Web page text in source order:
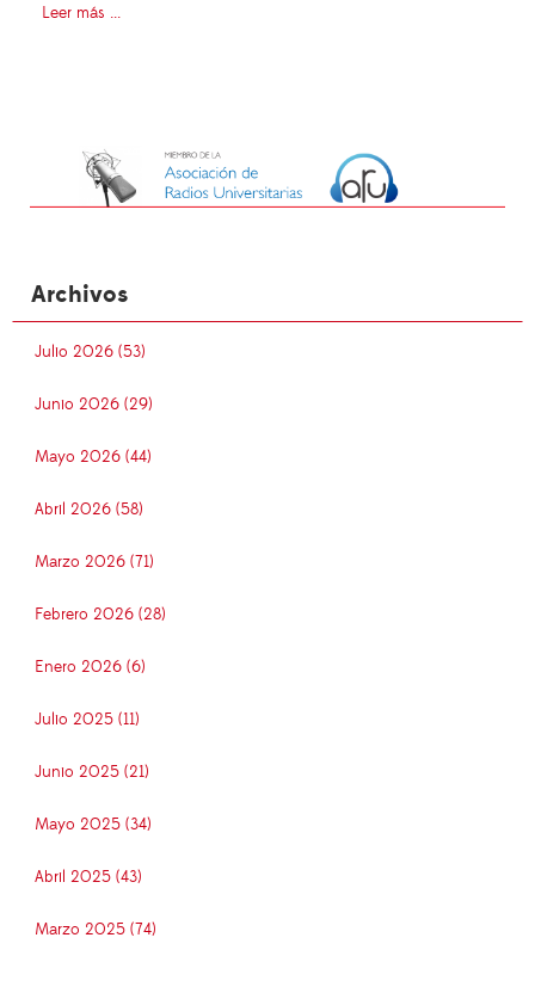
Leer más ...
Archivos
Julio 2026 (53)
Junio 2026 (29)
Mayo 2026 (44)
Abril 2026 (58)
Marzo 2026 (71)
Febrero 2026 (28)
Enero 2026 (6)
Julio 2025 (11)
Junio 2025 (21)
Mayo 2025 (34)
Abril 2025 (43)
Marzo 2025 (74)